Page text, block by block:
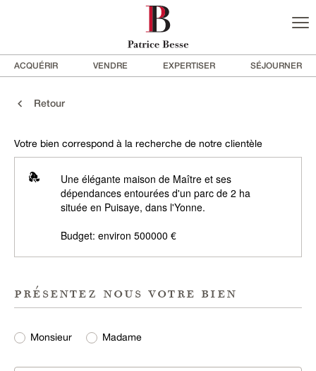
ACQUÉRIR VENDRE EXPERTISER SÉJOURNER
Retour
Votre bien correspond à la recherche de notre clientèle
Une élégante maison de Maître et ses
dépendances entourées d'un parc de 2 ha
située en Puisaye, dans l'Yonne.
Budget: environ 500000 €
présentez nous votre bien
Monsieur Madame